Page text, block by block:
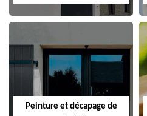
Peinture et décapage de